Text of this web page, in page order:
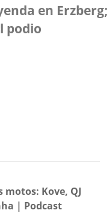
en Erzberg;
podio
motos: Kove, QJ
| Podcast